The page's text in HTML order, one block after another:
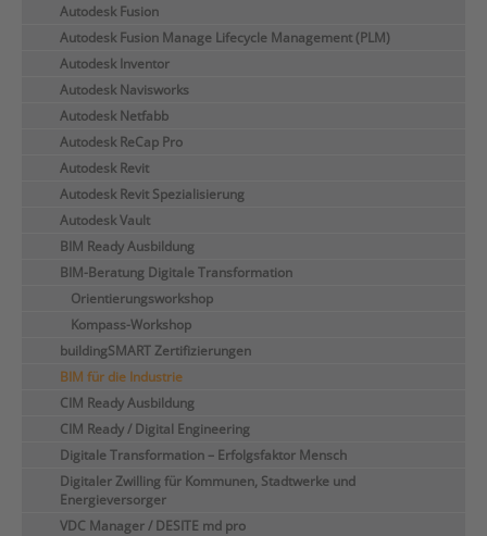
Autodesk Fusion
Autodesk Fusion Manage Lifecycle Management (PLM)
Autodesk Inventor
Autodesk Navisworks
Autodesk Netfabb
Autodesk ReCap Pro
Autodesk Revit
Autodesk Revit Spezialisierung
Autodesk Vault
BIM Ready Ausbildung
BIM-Beratung Digitale Transformation
Orientierungsworkshop
Kompass-Workshop
buildingSMART Zertifizierungen
BIM für die Industrie
CIM Ready Ausbildung
CIM Ready / Digital Engineering
Digitale Transformation – Erfolgsfaktor Mensch
Digitaler Zwilling für Kommunen, Stadtwerke und
Energieversorger
VDC Manager / DESITE md pro